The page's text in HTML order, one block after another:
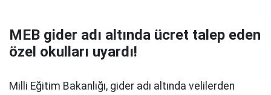
MEB gider adı altında ücret talep eden
özel okulları uyardı!
Milli Eğitim Bakanlığı, gider adı altında velilerden